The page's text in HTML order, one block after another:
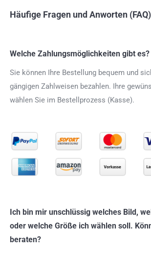
Häufige Fragen und Anworten (FAQ)
Welche Zahlungsmöglichkeiten gibt es?
Sie können Ihre Bestellung bequem und
gängigen Zahlweisen bezahlen. Ihre
wählen Sie im Bestellprozess (Kasse).
Ich bin mir unschlüssig welches Bild,
oder welche Größe ich wählen soll.
beraten?